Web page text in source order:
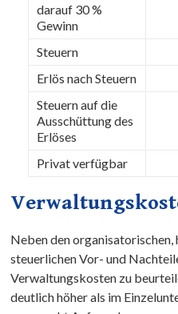
darauf 30 %
Gewinn
Steuern
Erlös nach Steuern
Steuern auf die
Ausschüttung des
Erlöses
Privat verfügbar
Neben den
steuerlichen Vor- und
Verwaltungskosten zu
deutlich höher als im